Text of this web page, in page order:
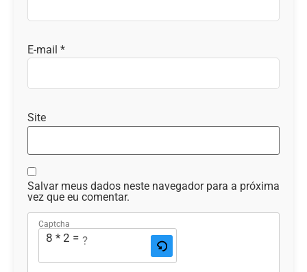
E-mail *
Site
Salvar meus dados neste navegador para a próxima
vez que eu comentar.
Captcha
8 * 2 = ?